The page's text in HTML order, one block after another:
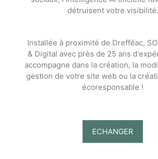
détruisent votre visibilité.
Installée à proximité de Drefféac,
& Digital avec près de 25 ans
accompagne dans la création, la
gestion de votre site web ou la
écoresponsable !
ECHANGER